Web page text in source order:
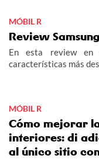
MÓBIL R
Review
En esta review en
características más
MÓBIL R
Cómo mejorar
interiores: di
al único sitio